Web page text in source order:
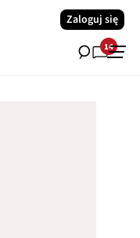
Zaloguj się
14